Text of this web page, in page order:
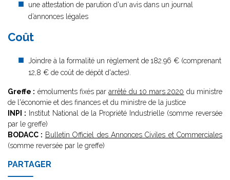
une attestation de parution d'un avis dans un journal
d’annonces légales
Coût
Joindre à la formalité un règlement de182.96 € (comprenant
12,8 € de coût de dépôt d'actes).
Greffe : émoluments fixés pararrêté du 10 mars 2020 du ministre
de l'économie et des finances et du ministre de la justice
INPI : Institut National de la Propriété Industrielle (somme reversée
par le greffe)
BODACC : Bulletin Officiel des Annonces Civiles et Commerciales
(somme reversée par le greffe)
PARTAGER